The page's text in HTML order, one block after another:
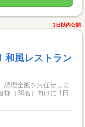
3日以内公開
和風レストラン
調理全般をお任せしま